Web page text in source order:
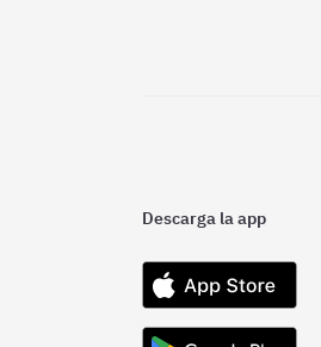
Descarga la app